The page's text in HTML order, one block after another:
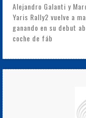
Alejandro Galanti y
Yaris Rally2 vuelve a
ganando en su debut
coche de fáb